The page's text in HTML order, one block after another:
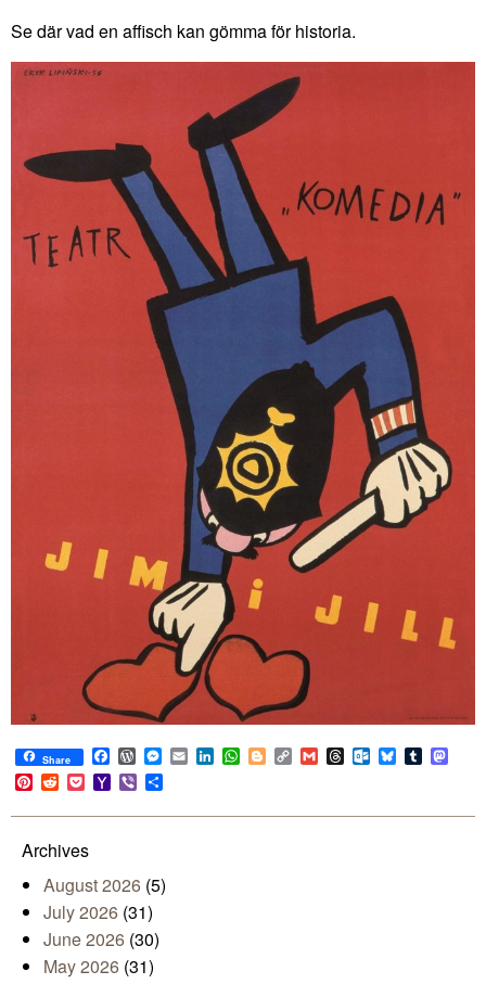
Se där vad en affisch kan gömma för historia.
Share Facebook
WordPress
Messenger
EmailLinkedIn
WhatsApp
BloggerCopy
Link
GmailThreadsOutlook.com
BlueskyTumblr
Pinterest
RedditPocketYahoo
Mail
Viber
Archives
August 2026 (5)
July 2026 (31)
June 2026 (30)
May 2026 (31)